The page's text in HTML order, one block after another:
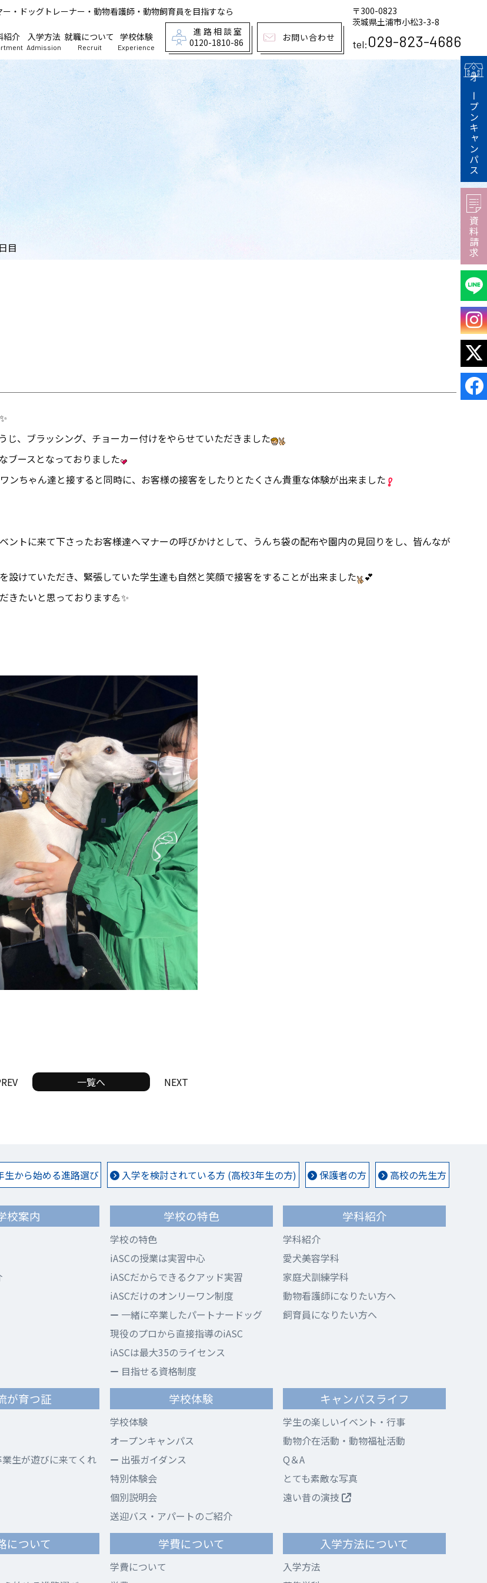
・ドッグトレーナー・動物看護師・動物飼育員を目指すなら
紹介 入学方法
Admission
就職について
Recruit
学校体験
Experience
進路相談室
0120-1810-86
お問い合わせ
〒300-0823
茨城県土浦市小松3-3-8
tel:029-823-4686
目
、ブラッシング、チョーカー付けをやらせていただきました
ブースとなっておりました
ちゃん達と接すると同時に、お客様の接客をしたりとたくさん貴重な体験が出来ました
トに来て下さったお客様達へマナーの呼びかけとして、うんち袋の配布や園内の見回りをし、皆んなが
設けていただき、緊張していた学生達も自然と笑顔で接客をすることが出来ました
💕
きたいと思っております💪✨
一覧へ NEXT
オープンキャンパス
資料請求
から始める進路選び 入学を検討されている方 (高校3年生の方) 保護者の方 高校の先生方
校案内 学校の特色
学校の特色
iASCの授業は実習中心
iASCだからできるクアッド実習
iASCだけのオンリーワン制度
一緒に卒業したパートナードッグ
現役のプロから直接指導のiASC
iASCは最大35のライセンス
目指せる資格制度
学科紹介
学科紹介
愛犬美容学科
家庭犬訓練学科
動物看護師になりたい方へ
飼育員になりたい方へ
が育つ証
生が遊びに来てくれ
学校体験
学校体験
オープンキャンパス
出張ガイダンス
特別体験会
個別説明会
送迎バス・アパートのご紹介
キャンパスライフ
学生の楽しいイベント・行事
動物介在活動・動物福祉活動
Q＆A
とても素敵な写真
遠い昔の演技
について 学費について
学費について
入学方法について
入学方法